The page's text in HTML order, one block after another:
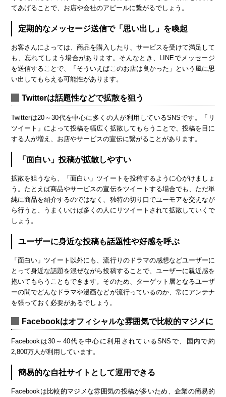
てあげることで、お店や会社のアピールに繋がるでしょう。
定期的なメッセージ送信で「思い出し」を喚起
お客さんによっては、商品を購入したり、サービスを受けて満足して
も、忘れてしまう場合があります。そんなとき、LINEでメッセージ
を送信することで、「そういえばこのお店は良かった」という風に思
い出してもらえる可能性があります。
Twitterは話題性などで拡散を狙う
Twitterは20～30代を中心に多くの人が利用しているSNSです。「リ
ツイート」によって投稿を幅広く拡散してもらうことで、投稿を目に
する人が増え、お店やサービスの宣伝に繋がることがあります。
「面白い」投稿が拡散しやすい
拡散を狙うなら、「面白い」ツイートを投稿するように心がけましょ
う。たとえば商品やサービスの宣伝をツイートする場合でも、ただ単
純に商品を紹介するのではなく、独特の切り口でユーモアを交えなが
ら行うと、うまくいけば多くの人にリツイートされて拡散していくで
しょう。
ユーザーに身近な投稿も話題性や好感を呼ぶ
「面白い」ツイート以外にも、流行りのドラマの感想などユーザーに
とって身近な話題を混ぜながら投稿することで、ユーザーに親近感を
抱いてもらうこともできます。そのため、ターゲット層となるユーザ
ーの間でどんなドラマや漫画などが流行っているのか、常にアンテナ
を張っておく必要があるでしょう。
Facebookはオフィシャルな雰囲気で比較的マジメに
Facebookは30～40代を中心に利用されているSNSで、国内で約
2,800万人が利用しています。
簡易的な自社サイトとして運用できる
Facebookは比較的マジメな雰囲気の投稿が多いため、企業の簡易的